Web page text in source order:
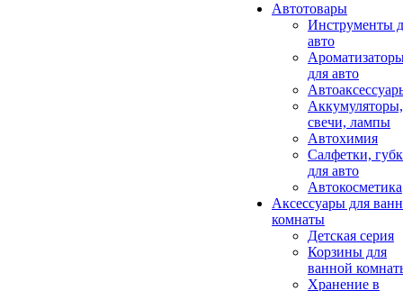
Автотовары
Инструменты
авто
для авто
Аккумуляторы,
свечи, лампы
Автохимия
Салфетки,
для авто
Автокосметика
Аксессуары для
комнаты
Детская серия
Корзины для
ванной
Хранение в